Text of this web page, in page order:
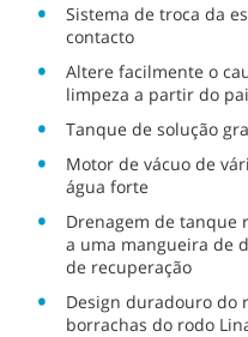
Sistema de troca da
contacto
Altere facilmente o
limpeza a partir do
Tanque de solução
Motor de vácuo de
água forte
Drenagem de tanque
a uma mangueira de
de recuperação
Design duradouro do
borrachas do rodo